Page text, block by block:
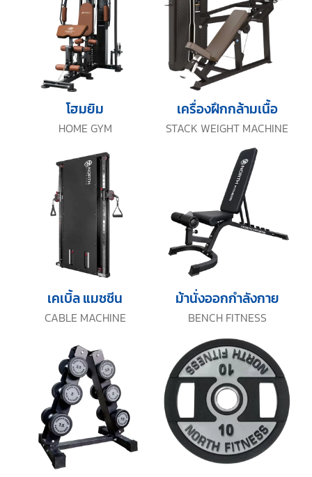
HOME GYM
โฮมยิม
STACK WEIGHT MACHINE
เครื่องฝึกกล้ามเนื้อ
CABLE MACHINE
เคเบิ้ล แมชชีน
BENCH FITNESS
ม้านั่งออกกำลังกาย